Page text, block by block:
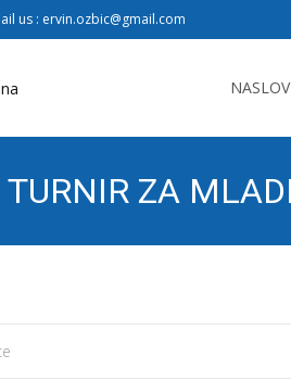
us : ervin.ozbic@gmail.com
ZA